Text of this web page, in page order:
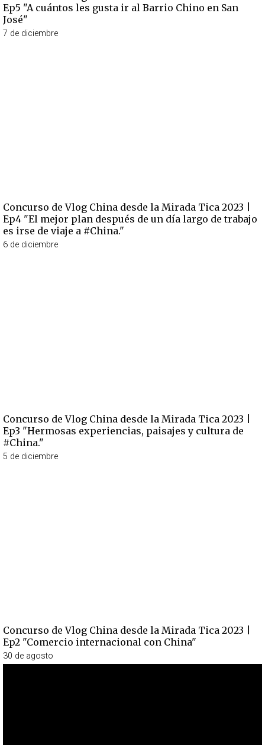
Ep5 "A cuántos les gusta ir al Barrio Chino en San
José"
7 de diciembre
Concurso de Vlog China desde la Mirada Tica 2023 |
Ep4 "El mejor plan después de un día largo de trabajo
es irse de viaje a #China."
6 de diciembre
Concurso de Vlog China desde la Mirada Tica 2023 |
Ep3 "Hermosas experiencias, paisajes y cultura de
#China."
5 de diciembre
Concurso de Vlog China desde la Mirada Tica 2023 |
Ep2 "Comercio internacional con China"
30 de agosto